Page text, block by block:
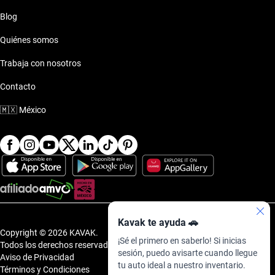
Kavak te ayuda 🚗
¡Sé el primero en saberlo! Si inicias
sesión, puedo avisarte cuando llegue
tu auto ideal a nuestro inventario.
Blog
Quiénes somos
Trabaja con nosotros
Contacto
🇲🇽 México
Copyright © 2026 KAVAK.
Todos los derechos reservados.
Aviso de Privacidad
Términos y Condiciones